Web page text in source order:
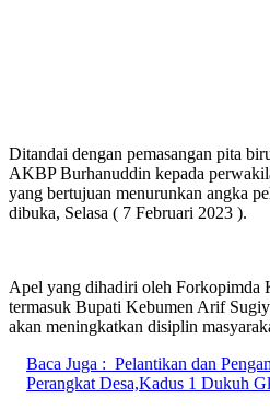
Ditandai dengan pemasangan pita
AKBP Burhanuddin kepada
yang bertujuan menurunkan angka
dibuka, Selasa ( 7 Februari 2023 ).
Apel yang dihadiri oleh Forkopimda
termasuk Bupati Kebumen Arif
akan meningkatkan disiplin
Baca Juga : Pelantikan dan
Perangkat Desa,Kadus 1 Dukuh